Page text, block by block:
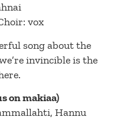
vox
song about the
invincible is the
on makiaa)
Hannu